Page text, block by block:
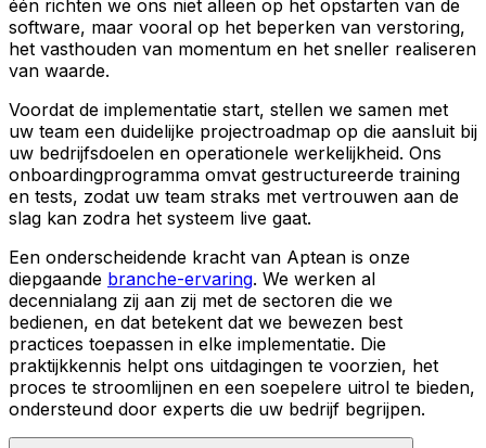
één richten we ons niet alleen op het opstarten van de
software, maar vooral op het beperken van verstoring,
het vasthouden van momentum en het sneller realiseren
van waarde.
Voordat de implementatie start, stellen we samen met
uw team een duidelijke projectroadmap op die aansluit bij
uw bedrijfsdoelen en operationele werkelijkheid. Ons
onboardingprogramma omvat gestructureerde training
en tests, zodat uw team straks met vertrouwen aan de
slag kan zodra het systeem live gaat.
Een onderscheidende kracht van Aptean is onze
diepgaande branche-ervaring. We werken al
decennialang zij aan zij met de sectoren die we
bedienen, en dat betekent dat we bewezen best
practices toepassen in elke implementatie. Die
praktijkkennis helpt ons uitdagingen te voorzien, het
proces te stroomlijnen en een soepelere uitrol te bieden,
ondersteund door experts die uw bedrijf begrijpen.